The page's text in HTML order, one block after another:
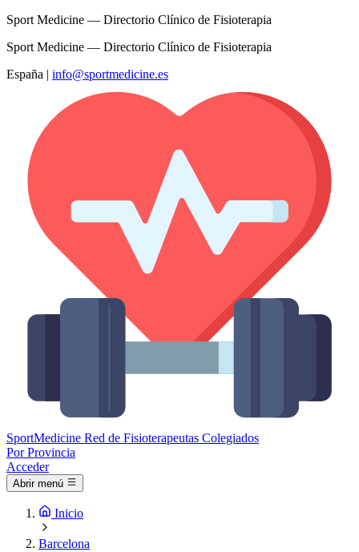
Sport Medicine — Directorio Clínico de Fisioterapia
Sport Medicine — Directorio Clínico de Fisioterapia
España | info@sportmedicine.es
SportMedicine Red de Fisioterapeutas Colegiados
Por Provincia
Acceder
Abrir menú
Inicio
Barcelona